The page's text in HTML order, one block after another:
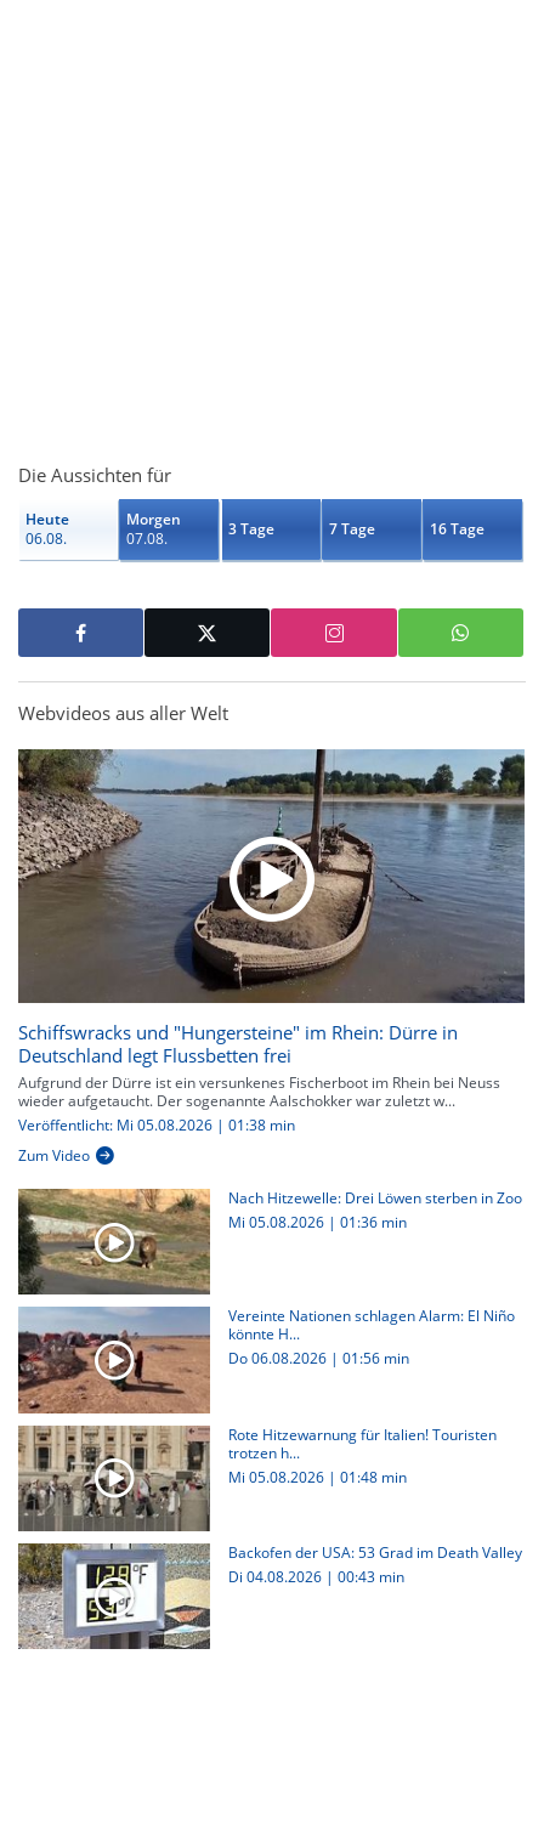
Die Aussichten für
Heute
06.08.
Morgen
07.08.
3 Tage 7 Tage 16 Tage
Webvideos aus aller Welt
Schiffswracks und "Hungersteine" im Rhein: Dürre in
Deutschland legt Flussbetten frei
Aufgrund der Dürre ist ein versunkenes Fischerboot im Rhein bei Neuss
wieder aufgetaucht. Der sogenannte Aalschokker war zuletzt w...
Veröffentlicht: Mi 05.08.2026 | 01:38 min
Zum Video
Nach Hitzewelle: Drei Löwen sterben in Zoo
Mi 05.08.2026 | 01:36 min
Vereinte Nationen schlagen Alarm: El Niño
könnte H...
Do 06.08.2026 | 01:56 min
Rote Hitzewarnung für Italien! Touristen
trotzen h...
Mi 05.08.2026 | 01:48 min
Backofen der USA: 53 Grad im Death Valley
Di 04.08.2026 | 00:43 min